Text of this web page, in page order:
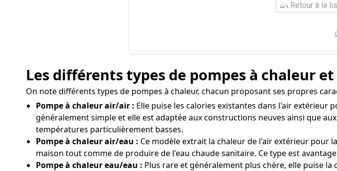
Retour à la
Les différents types de pompes à chaleur
On note différents types de pompes à chaleur, chacun proposant ses propres
Pompe à chaleur air/air : Elle puise les calories existantes dans l'air extérieur
généralement simple et elle est adaptée aux constructions neuves ainsi que
températures particulièrement basses.
Pompe à chaleur air/eau : Ce modèle extrait la chaleur de l'air extérieur pour
maison tout comme de produire de l'eau chaude sanitaire. Ce type est
Pompe à chaleur eau/eau : Plus rare et généralement plus chère, elle puise